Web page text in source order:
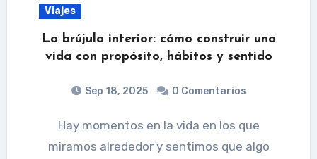
Viajes
La brújula interior: cómo construir una
vida con propósito, hábitos y sentido
Sep 18, 2025 0 Comentarios
Hay momentos en la vida en los que
miramos alrededor y sentimos que algo